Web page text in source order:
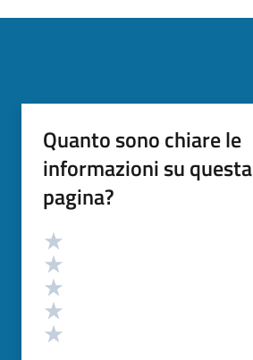
Quanto sono chiare le
informazioni su questa
pagina?
Valutazione